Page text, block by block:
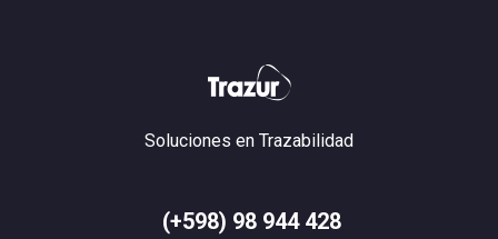
Soluciones en Trazabilidad
(+598) 98 944 428